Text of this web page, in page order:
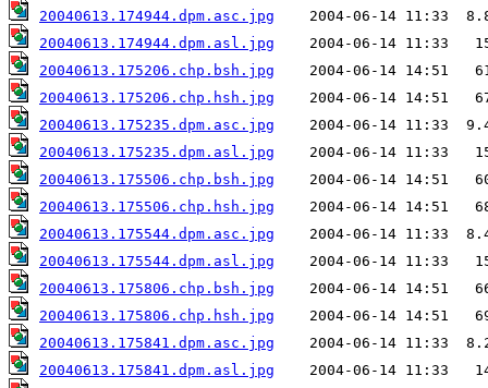
20040613.174944.dpm.asc.jpg
20040613.174944.dpm.asl.jpg
20040613.175206.chp.bsh.jpg
20040613.175206.chp.hsh.jpg
20040613.175235.dpm.asc.jpg
20040613.175235.dpm.asl.jpg
20040613.175506.chp.bsh.jpg
20040613.175506.chp.hsh.jpg
20040613.175544.dpm.asc.jpg
20040613.175544.dpm.asl.jpg
20040613.175806.chp.bsh.jpg
20040613.175806.chp.hsh.jpg
20040613.175841.dpm.asc.jpg
20040613.175841.dpm.asl.jpg